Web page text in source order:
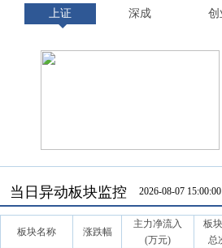
上证 深成 创
当日异动板块监控 2026-08-07 15:00:00
板块名称 涨跌幅
主力净流入
(万元)
板
总